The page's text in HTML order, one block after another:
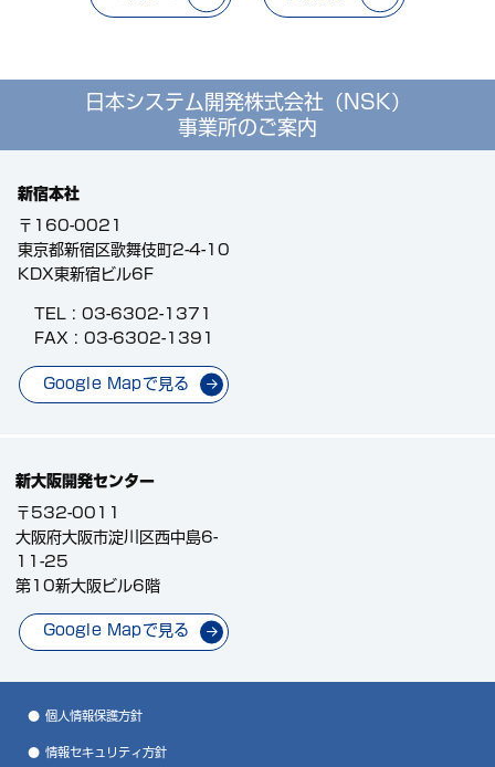
日本システム開発株式会社（NSK）
事業所のご案内
新宿本社
〒160-0021
東京都新宿区歌舞伎町2-4-10
KDX東新宿ビル6F
TEL : 03-6302-1371
FAX : 03-6302-1391
Google Mapで見る
新大阪開発センター
〒532-0011
大阪府大阪市淀川区西中島6-
11-25
第10新大阪ビル6階
Google Mapで見る
個人情報保護方針
情報セキュリティ方針